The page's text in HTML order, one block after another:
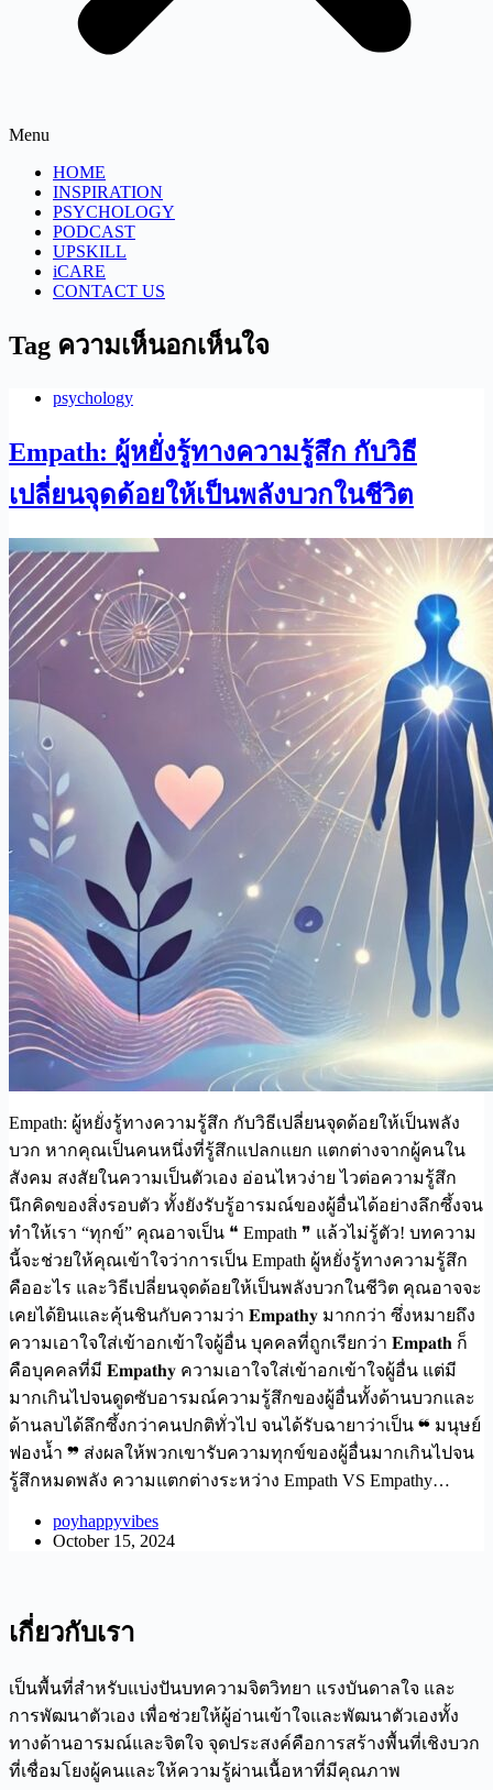
Menu
HOME
INSPIRATION
PSYCHOLOGY
PODCAST
UPSKILL
iCARE
CONTACT US
Tag ความเห็นอกเห็นใจ
psychology
Empath: ผู้หยั่งรู้ทางความรู้สึก กับวิธี
เปลี่ยนจุดด้อยให้เป็นพลังบวกในชีวิต
Empath: ผู้หยั่งรู้ทางความรู้สึก กับวิธีเปลี่ยนจุดด้อยให้เป็นพลัง
บวก หากคุณเป็นคนหนึ่งที่รู้สึกแปลกแยก แตกต่างจากผู้คนใน
สังคม สงสัยในความเป็นตัวเอง อ่อนไหวง่าย ไวต่อความรู้สึก
นึกคิดของสิ่งรอบตัว ทั้งยังรับรู้อารมณ์ของผู้อื่นได้อย่างลึกซึ้งจน
ทำให้เรา “ทุกข์” คุณอาจเป็น ❝ Empath ❞ แล้วไม่รู้ตัว! บทความ
นี้จะช่วยให้คุณเข้าใจว่าการเป็น Empath ผู้หยั่งรู้ทางความรู้สึก
คืออะไร และวิธีเปลี่ยนจุดด้อยให้เป็นพลังบวกในชีวิต คุณอาจจะ
เคยได้ยินและคุ้นชินกับความว่า 𝐄𝐦𝐩𝐚𝐭𝐡𝐲 มากกว่า ซึ่งหมายถึง
ความเอาใจใส่เข้าอกเข้าใจผู้อื่น บุคคลที่ถูกเรียกว่า 𝐄𝐦𝐩𝐚𝐭𝐡 ก็
คือบุคคลที่มี 𝐄𝐦𝐩𝐚𝐭𝐡𝐲 ความเอาใจใส่เข้าอกเข้าใจผู้อื่น แต่มี
มากเกินไปจนดูดซับอารมณ์ความรู้สึกของผู้อื่นทั้งด้านบวกและ
ด้านลบได้ลึกซึ้งกว่าคนปกติทั่วไป จนได้รับฉายาว่าเป็น ❝ มนุษย์
ฟองน้ำ ❞ ส่งผลให้พวกเขารับความทุกข์ของผู้อื่นมากเกินไปจน
รู้สึกหมดพลัง ความแตกต่างระหว่าง Empath VS Empathy…
poyhappyvibes
October 15, 2024
เกี่ยวกับเรา
เป็นพื้นที่สำหรับแบ่งปันบทความจิตวิทยา แรงบันดาลใจ และ
การพัฒนาตัวเอง เพื่อช่วยให้ผู้อ่านเข้าใจและพัฒนาตัวเองทั้ง
ทางด้านอารมณ์และจิตใจ จุดประสงค์คือการสร้างพื้นที่เชิงบวก
ที่เชื่อมโยงผู้คนและให้ความรู้ผ่านเนื้อหาที่มีคุณภาพ